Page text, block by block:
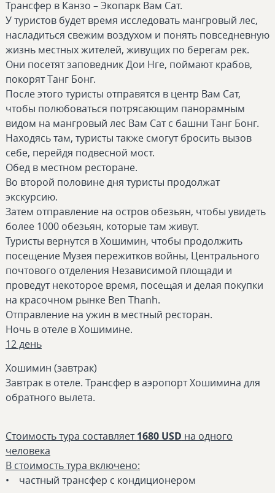
Трансфер в Канзо – Экопарк Вам Сат.
У туристов будет время исследовать мангровый лес,
насладиться свежим воздухом и понять повседневную
жизнь местных жителей, живущих по берегам рек.
Они посетят заповедник Дои Нге, поймают крабов,
покорят Танг Бонг.
После этого туристы отправятся в центр Вам Сат,
чтобы полюбоваться потрясающим панорамным
видом на мангровый лес Вам Сат с башни Танг Бонг.
Находясь там, туристы также смогут бросить вызов
себе, перейдя подвесной мост.
Обед в местном ресторане.
Во второй половине дня туристы продолжат
экскурсию.
Затем отправление на остров обезьян, чтобы увидеть
более 1000 обезьян, которые там живут.
Туристы вернутся в Хошимин, чтобы продолжить
посещение Музея пережитков войны, Центрального
почтового отделения Независимой площади и
проведут некоторое время, посещая и делая покупки
на красочном рынке Ben Thanh.
Отправление на ужин в местный ресторан.
Ночь в отеле в Хошиминe.
12 день
Хошимин (завтрак)
Завтрак в отеле. Трансфер в аэропорт Хошимина для
обратного вылета.
Стоимость тура составляет1680 USD на одного
человека
В стоимость тура включено:
• частный трансфер с кондиционером